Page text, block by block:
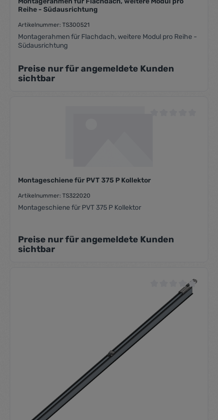
Reihe - Südausrichtung
Artikelnummer: TS300521
Montagerahmen für Flachdach, weitere Modul pro Reihe -
Südausrichtung
Preise nur für angemeldete Kunden
sichtbar
Montageschiene für PVT 375 P Kollektor
Artikelnummer: TS322020
Montageschiene für PVT 375 P Kollektor
Preise nur für angemeldete Kunden
sichtbar
Durchschnittliche